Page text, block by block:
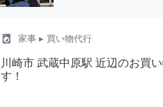
local_laundry_service 家事▸ 買い物代行
川崎市 武蔵中原駅 近辺のお買
す！